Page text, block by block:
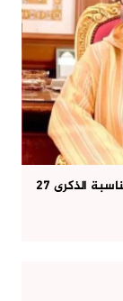
تهنئة مرغاتي عبد الرحيم إلى صاحب الجلالة بمناسبة الذكرى 27